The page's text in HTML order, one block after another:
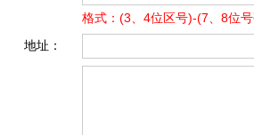
格式：(3、4位区号)-(7、8位
地址：